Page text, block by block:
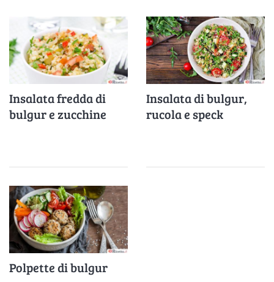
Insalata fredda di
bulgur e zucchine
Insalata di bulgur,
rucola e speck
Polpette di bulgur